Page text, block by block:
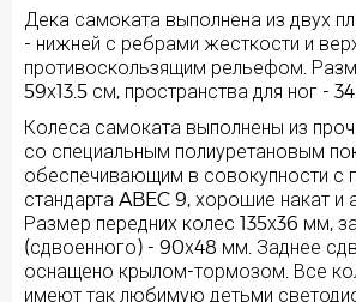
Дека самоката выполнена из двух
- нижней с ребрами жесткости и
противоскользящим рельефом.
59х13.5 см, пространства для ног -
Колеса самоката выполнены из
со специальным полиуретановым
обеспечивающим в совокупности с
стандарта ABEC 9, хорошие накат и
Размер передних колес 135х36 мм,
(сдвоенного) - 90х48 мм. Заднее
оснащено крылом-тормозом. Все
имеют так любимую детьми